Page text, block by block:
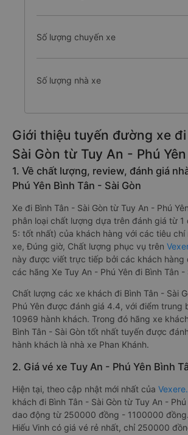
Số lượng chuyến xe
Số lượng nhà xe
Giới thiệu tuyến đường xe
Sài Gòn từ Tuy An - Phú
1. Về chất lượng, review, đánh giá
Phú Yên Bình Tân - Sài Gòn
Xe đi Bình Tân - Sài Gòn từ Tuy An - Phú
phân loại chất lượng dựa trên đánh giá từ 1
5: tốt nhất) của khách hàng với các tiêu chí
xe, Đúng giờ, Chất lượng phục vụ trên
này được viết trực tiếp bởi các khách hàng
các hãng Xe Tuy An - Phú Yên đi Bình Tân -
Chất lượng các xe khách đi Bình Tân - Sài
Phú Yên được đánh giá 4.4, với điểm trung
10969 hành khách. Trong đó hãng xe
Bình Tân - Sài Gòn tốt nhất tuyến được
hành khách là nhà xe Phan Khánh.
2. Giá vé xe Tuy An - Phú Yên Bình
Hiện tại, theo cập nhật mới nhất của
khách đi Bình Tân - Sài Gòn từ Tuy An -
dao động từ 250000 đồng - 1100000
Hiếu Vinh có giá vé rẻ nhất, chỉ 250000